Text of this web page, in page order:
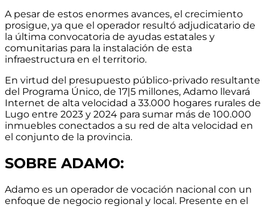
A pesar de estos enormes avances, el crecimiento
prosigue, ya que el operador resultó adjudicatario de
la última convocatoria de ayudas estatales y
comunitarias para la instalación de esta
infraestructura en el territorio.
En virtud del presupuesto público-privado resultante
del Programa Único, de 17|5 millones, Adamo llevará
Internet de alta velocidad a 33.000 hogares rurales de
Lugo entre 2023 y 2024 para sumar más de 100.000
inmuebles conectados a su red de alta velocidad en
el conjunto de la provincia.
SOBRE ADAMO:
Adamo es un operador de vocación nacional con un
enfoque de negocio regional y local. Presente en el